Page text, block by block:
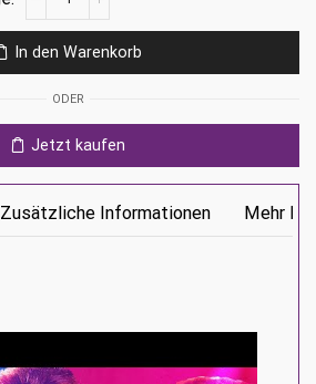
6
Ps5
In den Warenkorb
ODER
Jetzt kaufen
Zusätzliche Informationen Mehr